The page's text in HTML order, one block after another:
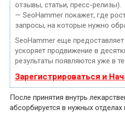
отзывы, статьи, пресс-релизы).
— SeoHammer покажет, где
запросы, на которые нужно
SeoHammer еще
ускоряет продвижение в
результаты появляются уже в
Зарегистрироваться и
После принятия внутрь
абсорбируется в нужных отделах